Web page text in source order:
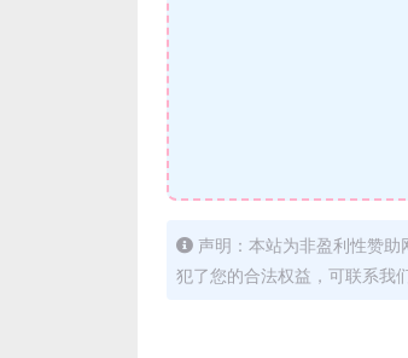
声明：本站为非盈利性赞
犯了您的合法权益，可联系我